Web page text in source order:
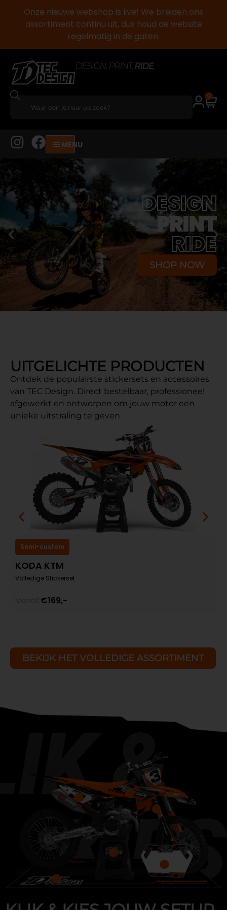
Onze nieuwe webshop is live! We breiden ons
assortiment continu uit, dus houd de website
regelmatig in de gaten.
0
MENU
DESIGN
PRINT
RIDE
SHOP NOW
UITGELICHTE PRODUCTEN
Ontdek de populairste stickersets en accessoires
van TEC Design. Direct bestelbaar, professioneel
afgewerkt en ontworpen om jouw motor een
unieke uitstraling te geven.
Semi-custom
KODA KTM
Volledige Stickerset
€169,-
BEKIJK HET VOLLEDIGE ASSORTIMENT